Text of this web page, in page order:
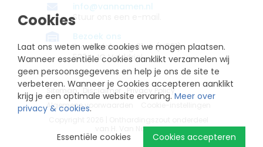
Cookies
Laat ons weten welke cookies we mogen plaatsen.
Wanneer essentiële cookies aanklikt verzamelen wij
geen persoonsgegevens en help je ons de site te
verbeteren. Wanneer je Cookies accepteren aanklikt
krijg je een optimale website ervaring. Meer over
privacy & cookies.
Cookies accepteren
Essentiële cookies
info@vannamen.nl
Stuur ons een e-mail.
Bezoek ons
Provincialeweg 31-A (N831)
5334 JC Velddriel
Disclaimer
Privacy Policy
Algemene voorwaarden
van H. Van Namen